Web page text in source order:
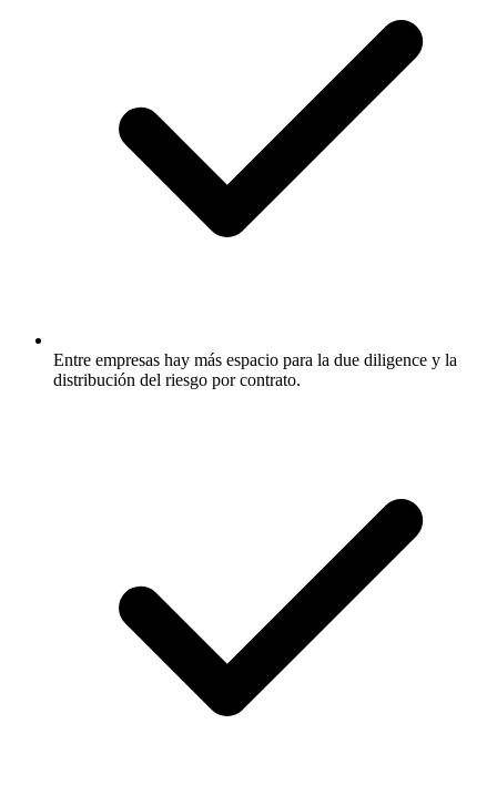
Entre empresas hay más espacio para la due diligence y la
distribución del riesgo por contrato.